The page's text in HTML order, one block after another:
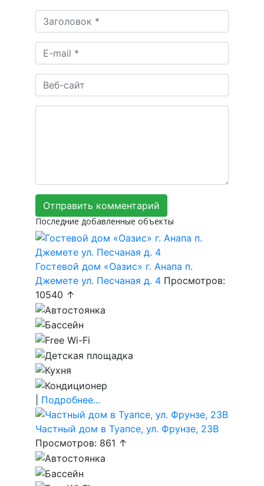
Последние добавленные объекты
Гостевой дом «Оазис» г. Анапа п.
Джемете ул. Песчаная д. 4 Просмотров:
10540 ↑
Подробнее...
Частный дом в Туапсе, ул. Фрунзе, 23В
Просмотров: 861 ↑